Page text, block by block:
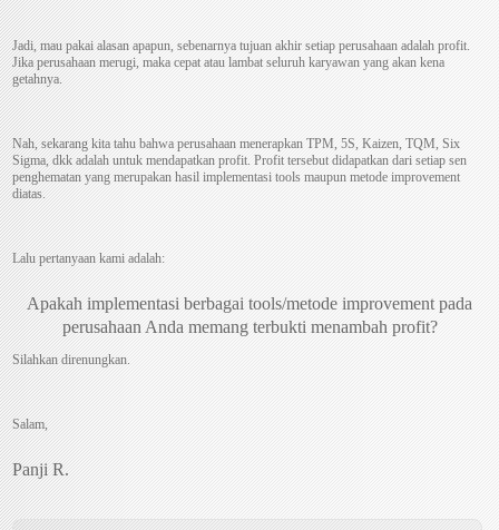
Jadi, mau pakai alasan apapun, sebenarnya tujuan akhir setiap perusahaan adalah profit.
Jika perusahaan merugi, maka cepat atau lambat seluruh karyawan yang akan kena
getahnya.
Nah, sekarang kita tahu bahwa perusahaan menerapkan TPM, 5S, Kaizen, TQM, Six
Sigma, dkk adalah untuk mendapatkan profit. Profit tersebut didapatkan dari setiap sen
penghematan yang merupakan hasil implementasi tools maupun metode improvement
diatas.
Lalu pertanyaan kami adalah:
Apakah implementasi berbagai tools/metode improvement pada
perusahaan Anda memang terbukti menambah profit?
Silahkan direnungkan.
Salam,
Panji R.